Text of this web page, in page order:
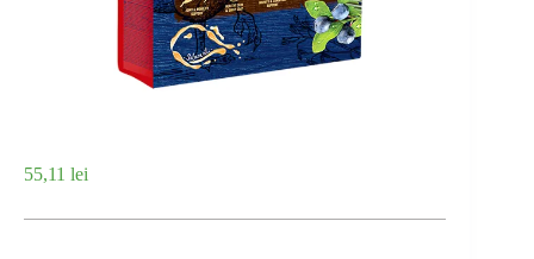
55,11 lei